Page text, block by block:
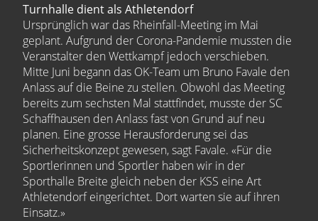
Turnhalle dient als Athletendorf
Ursprünglich war das Rheinfall-Meeting im Mai
geplant. Aufgrund der Corona-Pandemie mussten die
Veranstalter den Wettkampf jedoch verschieben.
Mitte Juni begann das OK-Team um Bruno Favale den
Anlass auf die Beine zu stellen. Obwohl das Meeting
bereits zum sechsten Mal stattfindet, musste der SC
Schaffhausen den Anlass fast von Grund auf neu
planen. Eine grosse Herausforderung sei das
Sicherheitskonzept gewesen, sagt Favale. «Für die
Sportlerinnen und Sportler haben wir in der
Sporthalle Breite gleich neben der KSS eine Art
Athletendorf eingerichtet. Dort warten sie auf ihren
Einsatz.»